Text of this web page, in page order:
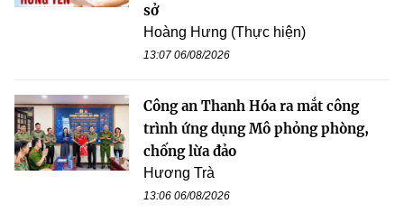
sở
Hoàng Hưng (Thực hiện)
13:07 06/08/2026
Công an Thanh Hóa ra mắt công
trình ứng dụng Mô phỏng phòng,
chống lừa đảo
Hương Trà
13:06 06/08/2026